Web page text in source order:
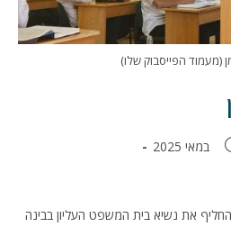
(מעמוד הפייסבוק שלו)
את נשיא בית המשפט העליון בבינה